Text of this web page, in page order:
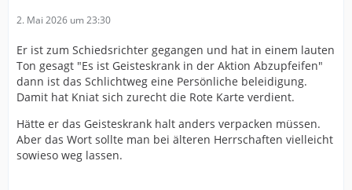
2. Mai 2026 um 23:30
Er ist zum Schiedsrichter gegangen und hat in einem lauten
Ton gesagt "Es ist Geisteskrank in der Aktion Abzupfeifen"
dann ist das Schlichtweg eine Persönliche beleidigung.
Damit hat Kniat sich zurecht die Rote Karte verdient.
Hätte er das Geisteskrank halt anders verpacken müssen.
Aber das Wort sollte man bei älteren Herrschaften vielleicht
sowieso weg lassen.